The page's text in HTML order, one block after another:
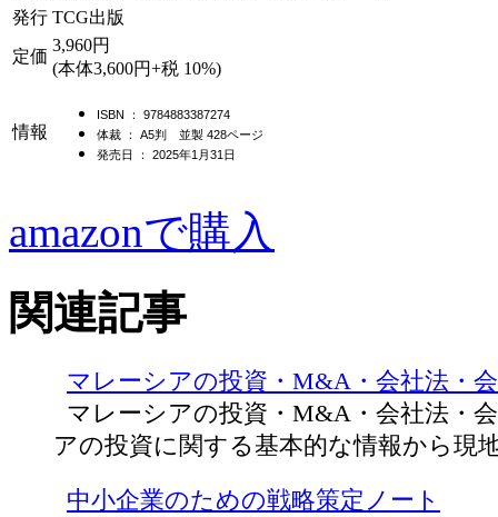
発行 TCG出版
定価
3,960円
(本体3,600円+税 10%)
情報
ISBN ： 9784883387274
体裁 ： A5判 並製 428ページ
発売日 ： 2025年1月31日
amazonで購入
関連記事
マレーシアの投資・M&A・会社法・
マレーシアの投資・M&A・会社法・
アの投資に関する基本的な情報から現
中小企業のための戦略策定ノート